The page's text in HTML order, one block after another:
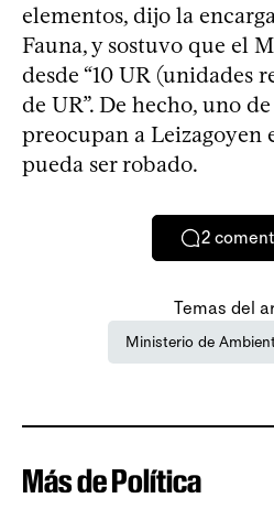
elementos, dijo la
Fauna, y sostuvo que el
desde “10 UR (unidades
de UR”. De hecho, uno
preocupan a Leizagoyen
pueda ser robado.
2
Temas del
Ministerio de
Más de Política